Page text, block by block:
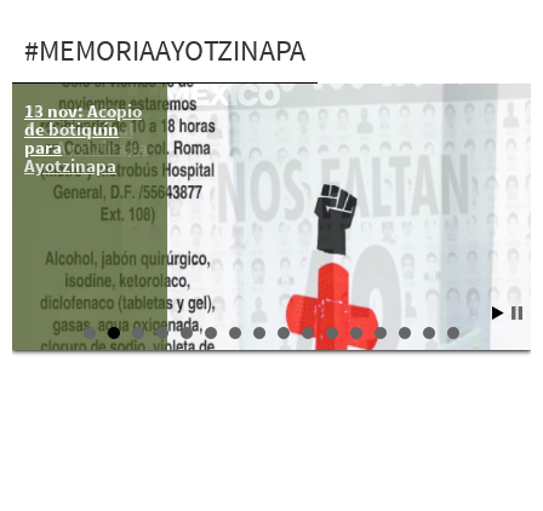
#MEMORIAAYOTZINAPA
13 nov: Acopio
de botiquín
para
Ayotzinapa
26 mar: 138
Acción Global
por Ayotzinapa